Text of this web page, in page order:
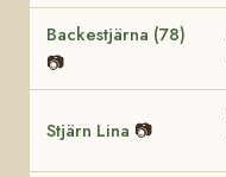
Backestjärna (78)
📷
Stjärn Lina 📷